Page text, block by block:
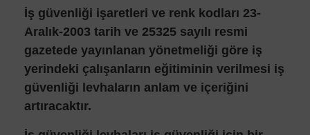
İş güvenliği işaretleri ve renk kodları 23-
Aralık-2003 tarih ve 25325 sayılı resmi
gazetede yayınlanan yönetmeliği göre iş
yerindeki çalışanların eğitiminin verilmesi iş
güvenliği levhaların anlam ve içeriğini
artıracaktır.